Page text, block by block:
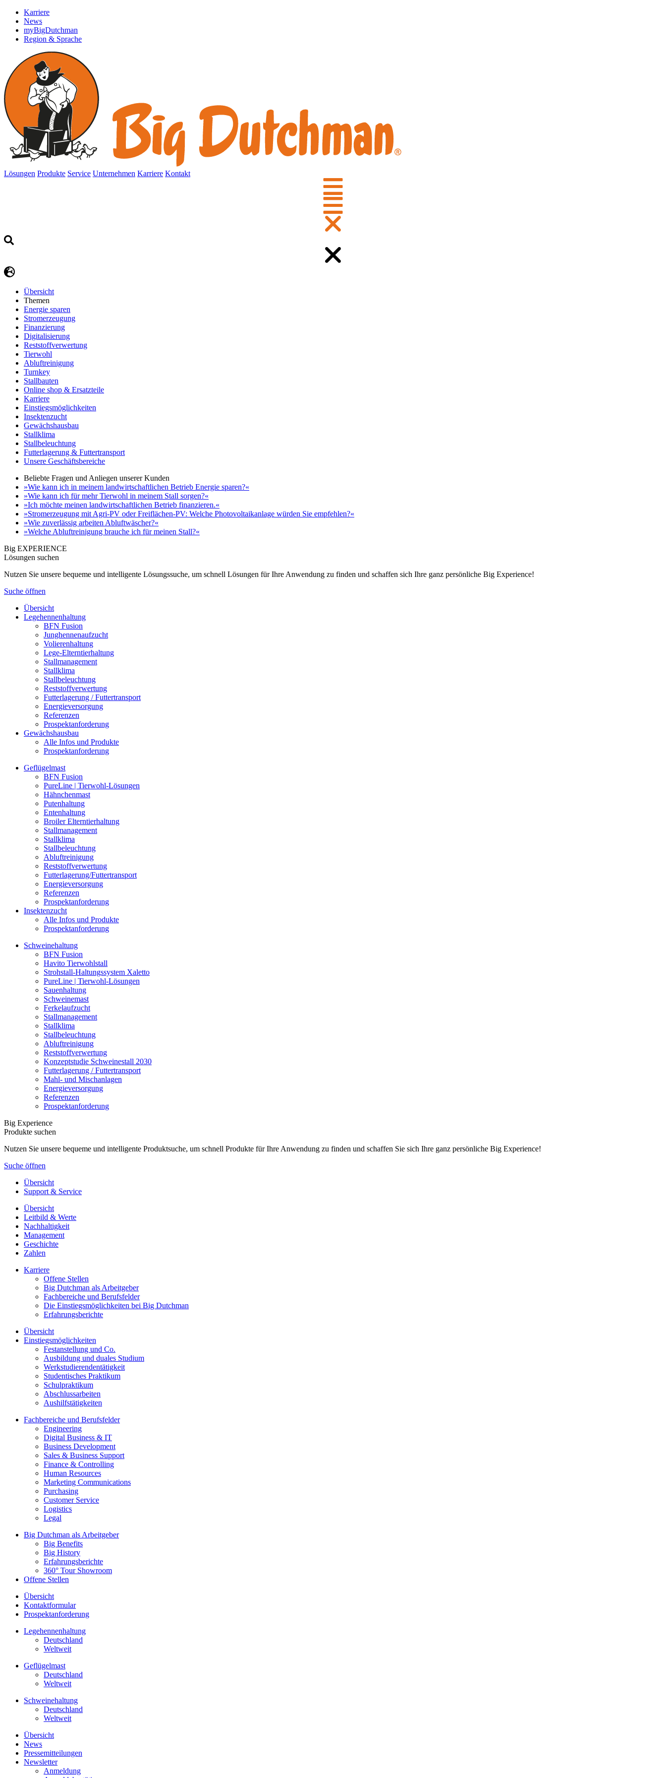
Karriere
News
myBigDutchman
Region & Sprache
Lösungen Produkte Service Unternehmen Karriere Kontakt
Übersicht
Themen
Energie sparen
Stromerzeugung
Finanzierung
Digitalisierung
Reststoffverwertung
Tierwohl
Abluftreinigung
Turnkey
Stallbauten
Online shop & Ersatzteile
Karriere
Einstiegsmöglichkeiten
Insektenzucht
Gewächshausbau
Stallklima
Stallbeleuchtung
Futterlagerung & Futtertransport
Unsere Geschäftsbereiche
Beliebte Fragen und Anliegen unserer Kunden
»Wie kann ich in meinem landwirtschaftlichen Betrieb Energie sparen?«
»Wie kann ich für mehr Tierwohl in meinem Stall sorgen?«
»Ich möchte meinen landwirtschaftlichen Betrieb finanzieren.«
»Stromerzeugung mit Agri-PV oder Freiflächen-PV: Welche Photovoltaikanlage würden Sie empfehlen?«
»Wie zuverlässig arbeiten Abluftwäscher?«
»Welche Abluftreinigung brauche ich für meinen Stall?«
Big EXPERIENCE
Lösungen suchen
Nutzen Sie unsere bequeme und intelligente Lösungssuche, um schnell Lösungen für Ihre Anwendung zu finden und schaffen sich Ihre ganz persönliche Big Experience!
Suche öffnen
Übersicht
Legehennenhaltung
BFN Fusion
Junghennenaufzucht
Volierenhaltung
Lege-Elterntierhaltung
Stallmanagement
Stallklima
Stallbeleuchtung
Reststoffverwertung
Futterlagerung / Futtertransport
Energieversorgung
Referenzen
Prospektanforderung
Gewächshausbau
Alle Infos und Produkte
Prospektanforderung
Geflügelmast
BFN Fusion
PureLine | Tierwohl-Lösungen
Hähnchenmast
Putenhaltung
Entenhaltung
Broiler Elterntierhaltung
Stallmanagement
Stallklima
Stallbeleuchtung
Abluftreinigung
Reststoffverwertung
Futterlagerung/Futtertransport
Energieversorgung
Referenzen
Prospektanforderung
Insektenzucht
Alle Infos und Produkte
Prospektanforderung
Schweinehaltung
BFN Fusion
Havito Tierwohlstall
Strohstall-Haltungssystem Xaletto
PureLine | Tierwohl-Lösungen
Sauenhaltung
Schweinemast
Ferkelaufzucht
Stallmanagement
Stallklima
Stallbeleuchtung
Abluftreinigung
Reststoffverwertung
Konzeptstudie Schweinestall 2030
Futterlagerung / Futtertransport
Mahl- und Mischanlagen
Energieversorgung
Referenzen
Prospektanforderung
Big Experience
Produkte suchen
Nutzen Sie unsere bequeme und intelligente Produktsuche, um schnell Produkte für Ihre Anwendung zu finden und schaffen Sie sich Ihre ganz persönliche Big Experience!
Suche öffnen
Übersicht
Support & Service
Übersicht
Leitbild & Werte
Nachhaltigkeit
Management
Geschichte
Zahlen
Karriere
Offene Stellen
Big Dutchman als Arbeitgeber
Fachbereiche und Berufsfelder
Die Einstiegsmöglichkeiten bei Big Dutchman
Erfahrungsberichte
Übersicht
Einstiegsmöglichkeiten
Festanstellung und Co.
Ausbildung und duales Studium
Werkstudierendentätigkeit
Studentisches Praktikum
Schulpraktikum
Abschlussarbeiten
Aushilfstätigkeiten
Fachbereiche und Berufsfelder
Engineering
Digital Business & IT
Business Development
Sales & Business Support
Finance & Controlling
Human Resources
Marketing Communications
Purchasing
Customer Service
Logistics
Legal
Big Dutchman als Arbeitgeber
Big Benefits
Big History
Erfahrungsberichte
360° Tour Showroom
Offene Stellen
Übersicht
Kontaktformular
Prospektanforderung
Legehennenhaltung
Deutschland
Weltweit
Geflügelmast
Deutschland
Weltweit
Schweinehaltung
Deutschland
Weltweit
Übersicht
News
Pressemitteilungen
Newsletter
Anmeldung